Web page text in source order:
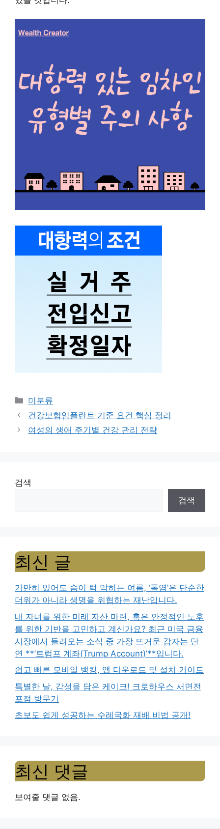
Categories
미분류
건강보험임플란트 기준 요건 핵심 정리
여성의 생애 주기별 건강 관리 전략
검색
검색
최신 글
가만히 있어도 숨이 턱 막히는 여름, ‘폭염’은 단순한
더위가 아니라 생명을 위협하는 재난입니다.
내 자녀를 위한 미래 자산 마련, 혹은 안정적인 노후
를 위한 기반을 고민하고 계신가요? 최근 미국 금융
시장에서 들려오는 소식 중 가장 뜨거운 감자는 단
연 **’트럼프 계좌(Trump Account)’**입니다.
쉽고 빠른 모바일 뱅킹, 앱 다운로드 및 설치 가이드
특별한 날, 감성을 담은 케이크! 크로하우스 서면전
포점 방문기
초보도 쉽게 성공하는 수레국화 재배 비법 공개!
최신 댓글
보여줄 댓글 없음.